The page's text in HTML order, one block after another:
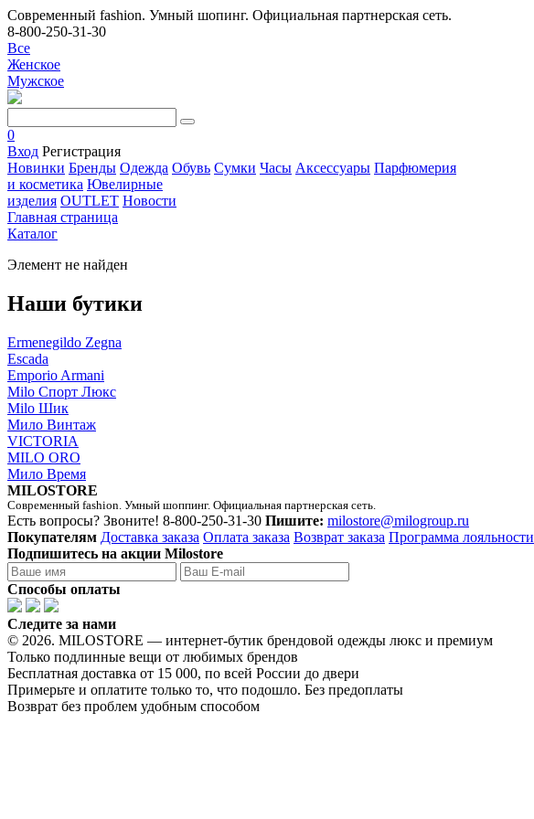
Современный fashion. Умный шопинг. Официальная партнерская сеть.
8-800-250-31-30
Все
Женское
Мужское
0
Вход Регистрация
Новинки Бренды Одежда Обувь Сумки Часы Аксессуары Парфюмерия
и косметика Ювелирные
изделия OUTLET Новости
Главная страница
Каталог
Элемент не найден
Наши бутики
Ermenegildo Zegna
Escada
Emporio Armani
Milo Спорт Люкс
Milo Шик
Мило Винтаж
VICTORIA
MILO ORO
Мило Время
MILOSTORE
Современный fashion. Умный шоппинг. Официальная партнерская сеть.
Есть вопросы? Звоните! 8-800-250-31-30 Пишите: milostore@milogroup.ru
Покупателям Доставка заказа Оплата заказа Возврат заказа Программа лояльности
Подпишитесь на акции Milostore
Способы оплаты
Следите за нами
© 2026. MILOSTORE — интернет-бутик брендовой одежды люкс и премиум
Только подлинные вещи от любимых брендов
Бесплатная доставка от 15 000, по всей России до двери
Примерьте и оплатите только то, что подошло. Без предоплаты
Возврат без проблем удобным способом